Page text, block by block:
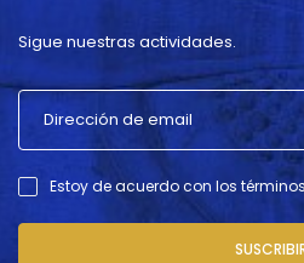
Sigue nuestras actividades.
Estoy de acuerdo con los